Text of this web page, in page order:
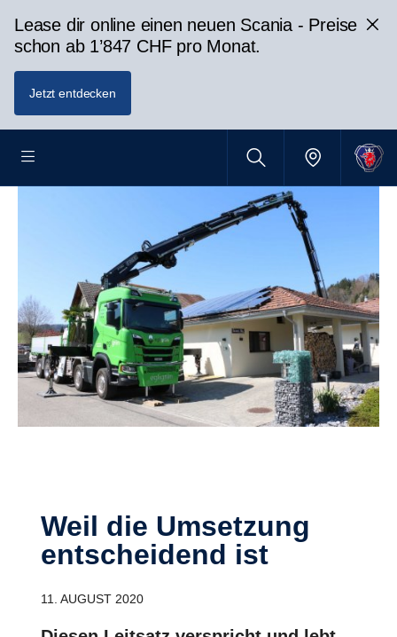
Lease dir online einen neuen Scania - Preise
schon ab 1’847 CHF pro Monat.
Jetzt entdecken
Weil die Umsetzung
entscheidend ist
11. AUGUST 2020